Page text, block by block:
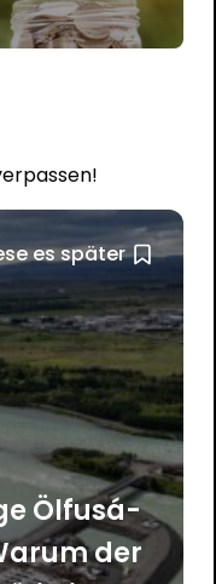
es später
Ölfusá-
der